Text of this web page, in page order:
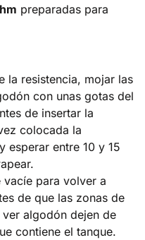
preparadas para
la resistencia, mojar las
con unas gotas del
de insertar la
colocada la
esperar entre 10 y 15
vacíe para volver a
de que las zonas de
algodón dejen de
contiene el tanque.